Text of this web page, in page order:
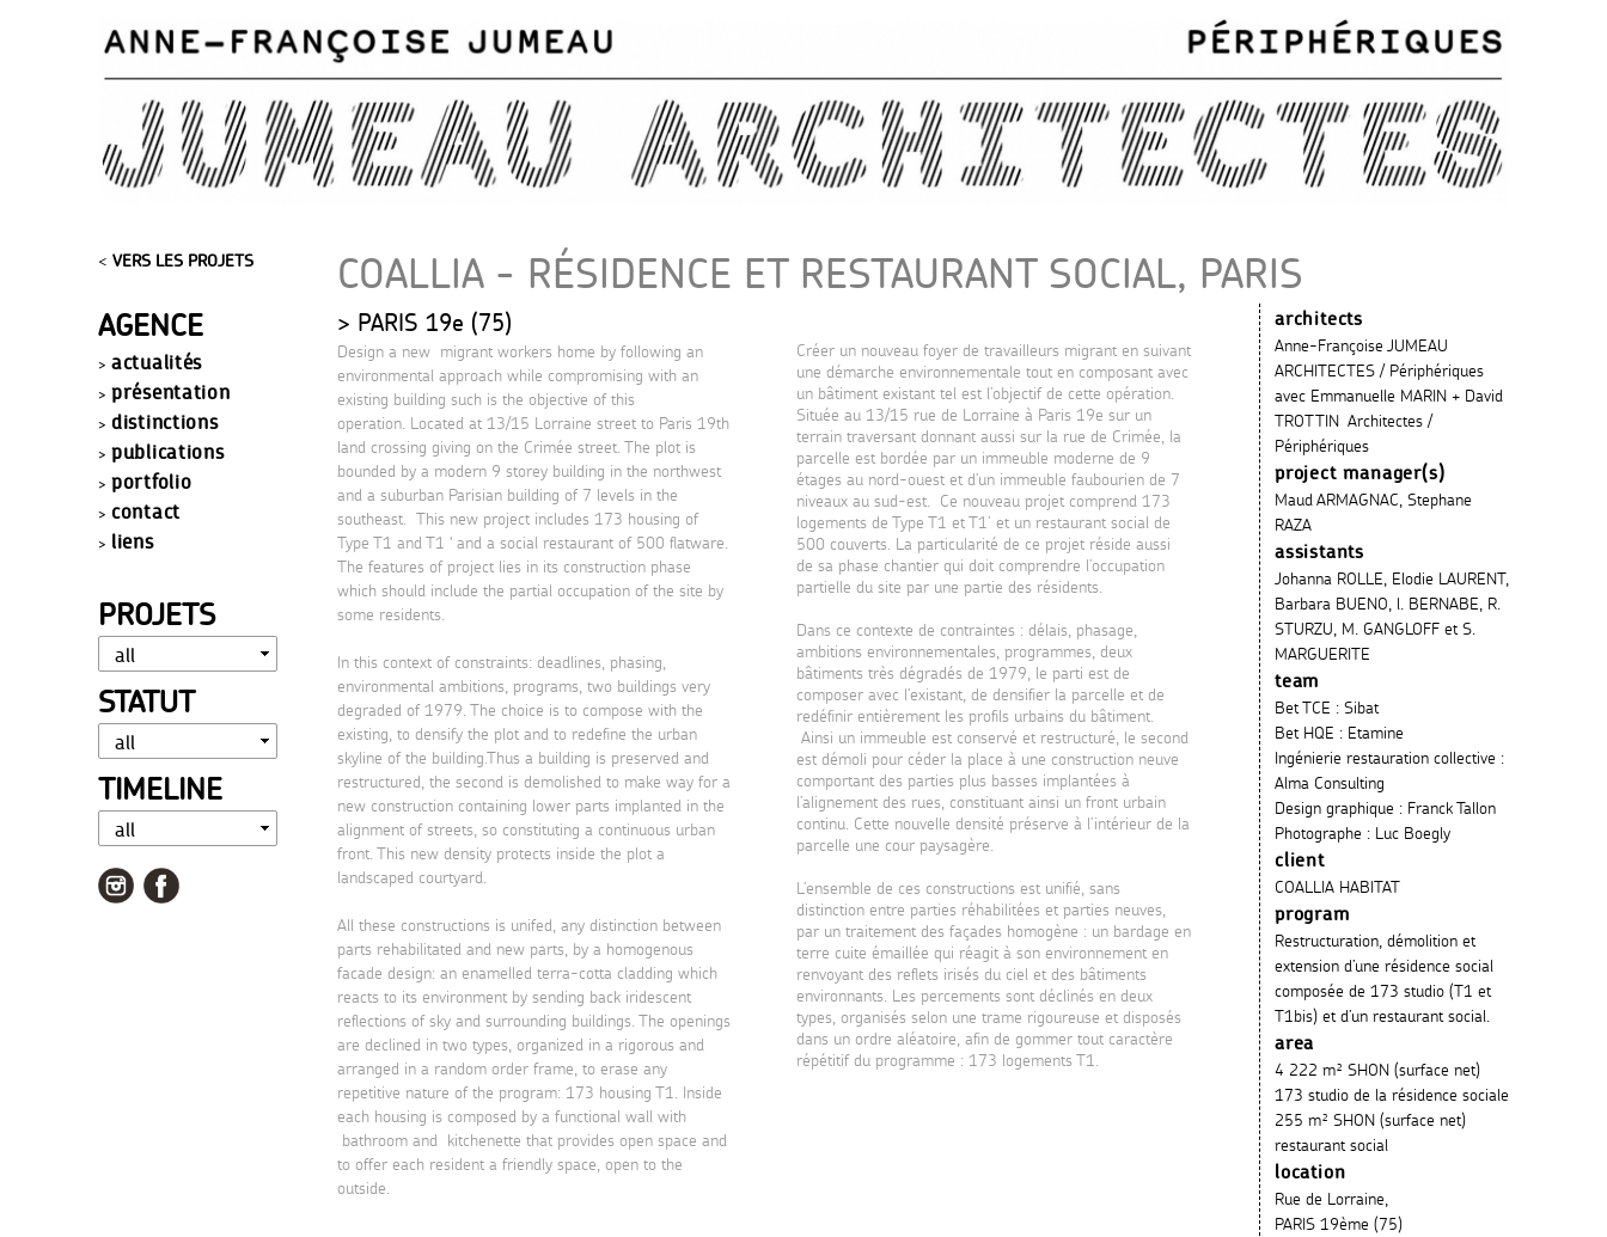
< VERS LES PROJETS
AGENCE
actualités
présentation
distinctions
publications
portfolio
contact
liens
PROJETS
STATUT
TIMELINE
COALLIA - RÉSIDENCE ET RESTAURANT SOCIAL, PARIS
PARIS 19e (75)
Design a new migrant workers home by following an
environmental approach while compromising with an
existing building such is the objective of this
operation. Located at 13/15 Lorraine street to Paris 19th
land crossing giving on the Crimée street. The plot is
bounded by a modern 9 storey building in the northwest
and a suburban Parisian building of 7 levels in the
southeast. This new project includes 173 housing of
Type T1 and T1 ' and a social restaurant of 500 flatware.
The features of project lies in its construction phase
which should include the partial occupation of the site by
some residents.
In this context of constraints: deadlines, phasing,
environmental ambitions, programs, two buildings very
degraded of 1979. The choice is to compose with the
existing, to densify the plot and to redefine the urban
skyline of the building.Thus a building is preserved and
restructured, the second is demolished to make way for a
new construction containing lower parts implanted in the
alignment of streets, so constituting a continuous urban
front. This new density protects inside the plot a
landscaped courtyard.
All these constructions is unifed, any distinction between
parts rehabilitated and new parts, by a homogenous
facade design: an enamelled terra-cotta cladding which
reacts to its environment by sending back iridescent
reflections of sky and surrounding buildings. The openings
are declined in two types, organized in a rigorous and
arranged in a random order frame, to erase any
repetitive nature of the program: 173 housing T1. Inside
each housing is composed by a functional wall with
bathroom and kitchenette that provides open space and
to offer each resident a friendly space, open to the
outside.
Créer un nouveau foyer de travailleurs migrant en suivant
une démarche environnementale tout en composant avec
un bâtiment existant tel est l’objectif de cette opération.
Située au 13/15 rue de Lorraine à Paris 19e sur un
terrain traversant donnant aussi sur la rue de Crimée, la
parcelle est bordée par un immeuble moderne de 9
étages au nord-ouest et d’un immeuble faubourien de 7
niveaux au sud-est. Ce nouveau projet comprend 173
logements de Type T1 et T1’ et un restaurant social de
500 couverts. La particularité de ce projet réside aussi
de sa phase chantier qui doit comprendre l’occupation
partielle du site par une partie des résidents.
Dans ce contexte de contraintes : délais, phasage,
ambitions environnementales, programmes, deux
bâtiments très dégradés de 1979, le parti est de
composer avec l’existant, de densifier la parcelle et de
redéfinir entièrement les profils urbains du bâtiment.
Ainsi un immeuble est conservé et restructuré, le second
est démoli pour céder la place à une construction neuve
comportant des parties plus basses implantées à
l’alignement des rues, constituant ainsi un front urbain
continu. Cette nouvelle densité préserve à l’intérieur de la
parcelle une cour paysagère.
L’ensemble de ces constructions est unifié, sans
distinction entre parties réhabilitées et parties neuves,
par un traitement des façades homogène : un bardage en
terre cuite émaillée qui réagit à son environnement en
renvoyant des reflets irisés du ciel et des bâtiments
environnants. Les percements sont déclinés en deux
types, organisés selon une trame rigoureuse et disposés
dans un ordre aléatoire, afin de gommer tout caractère
répétitif du programme : 173 logements T1.
architects
Anne-Françoise JUMEAU
ARCHITECTES / Périphériques
avec Emmanuelle MARIN + David
TROTTIN Architectes /
Périphériques
project manager(s)
Maud ARMAGNAC, Stephane
RAZA
assistants
Johanna ROLLE, Elodie LAURENT,
Barbara BUENO, l. BERNABE, R.
STURZU, M. GANGLOFF et S.
MARGUERITE
team
Bet TCE : Sibat
Bet HQE : Etamine
Ingénierie restauration collective :
Alma Consulting
Design graphique : Franck Tallon
Photographe : Luc Boegly
client
COALLIA HABITAT
program
Restructuration, démolition et
extension d’une résidence social
composée de 173 studio (T1 et
T1bis) et d’un restaurant social.
area
4 222 m² SHON (surface net)
173 studio de la résidence sociale
255 m² SHON (surface net)
restaurant social
location
Rue de Lorraine,
PARIS 19ème (75)